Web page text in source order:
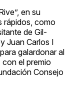
en su
rápidos, como
de Gil-
Juan Carlos I
galardonar al
el premio
Consejo